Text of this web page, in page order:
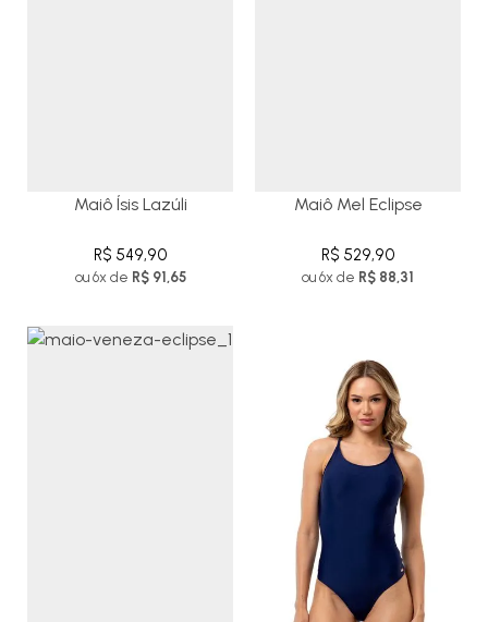
Maiô Ísis Lazúli
R$ 549,90
ou 6x de R$ 91,65
Maiô Mel Eclipse
R$ 529,90
ou 6x de R$ 88,31